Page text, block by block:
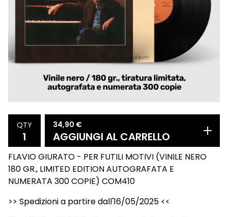
QTY 34,90 €
AGGIUNGI AL CARRELLO
FLAVIO GIURATO - PER FUTILI MOTIVI (VINILE NERO
180 GR., LIMITED EDITION AUTOGRAFATA E
NUMERATA 300 COPIE) COM410
>> Spedizioni a partire dall'16/05/2025 <<